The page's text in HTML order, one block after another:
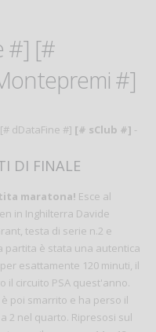
#] [#
#]
dDataFine #] [# sClub #] -
DI FINALE
maratona! Esce al
in Inghilterra Davide
testa di serie n.2 e
partita è stata una autentica
esattamente 120 minuti, il
il circuito PSA quest'anno.
poi smarrito e ha perso il
2 nel quarto. Ripresosi sul